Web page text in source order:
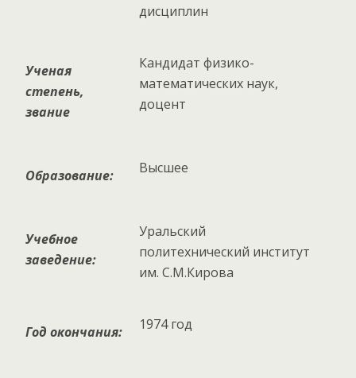
дисциплин
Ученая
степень,
звание
Кандидат физико-
математических наук,
доцент
Образование: Высшее
Учебное
заведение:
Уральский
политехнический институт
им. С.М.Кирова
Год окончания: 1974 год